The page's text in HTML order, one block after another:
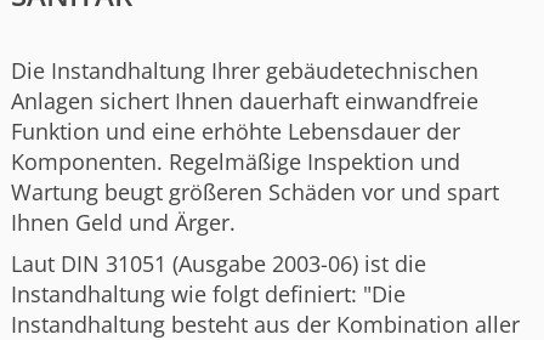
Die Instandhaltung Ihrer gebäudetechnischen
Anlagen sichert Ihnen dauerhaft einwandfreie
Funktion und eine erhöhte Lebensdauer der
Komponenten. Regelmäßige Inspektion und
Wartung beugt größeren Schäden vor und spart
Ihnen Geld und Ärger.
Laut DIN 31051 (Ausgabe 2003-06) ist die
Instandhaltung wie folgt definiert: "Die
Instandhaltung besteht aus der Kombination aller